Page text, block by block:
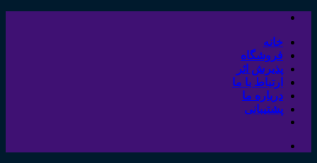
Skip
contentخانه
فروشگاه
پذیرش اثر
ارتباط با ما
درباره ما
پشتیبانی